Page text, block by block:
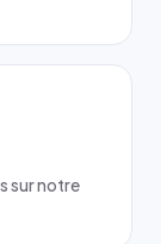
sur notre